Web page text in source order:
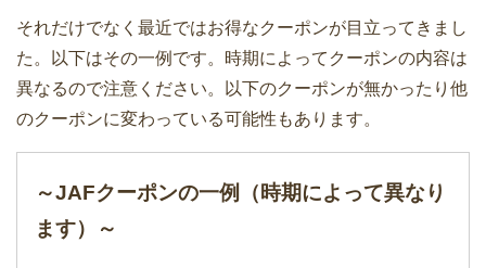
それだけでなく最近ではお得なクーポンが目立ってきまし
た。以下はその一例です。時期によってクーポンの内容は
異なるので注意ください。以下のクーポンが無かったり他
のクーポンに変わっている可能性もあります。
～JAFクーポンの一例（時期によって異なり
ます）～